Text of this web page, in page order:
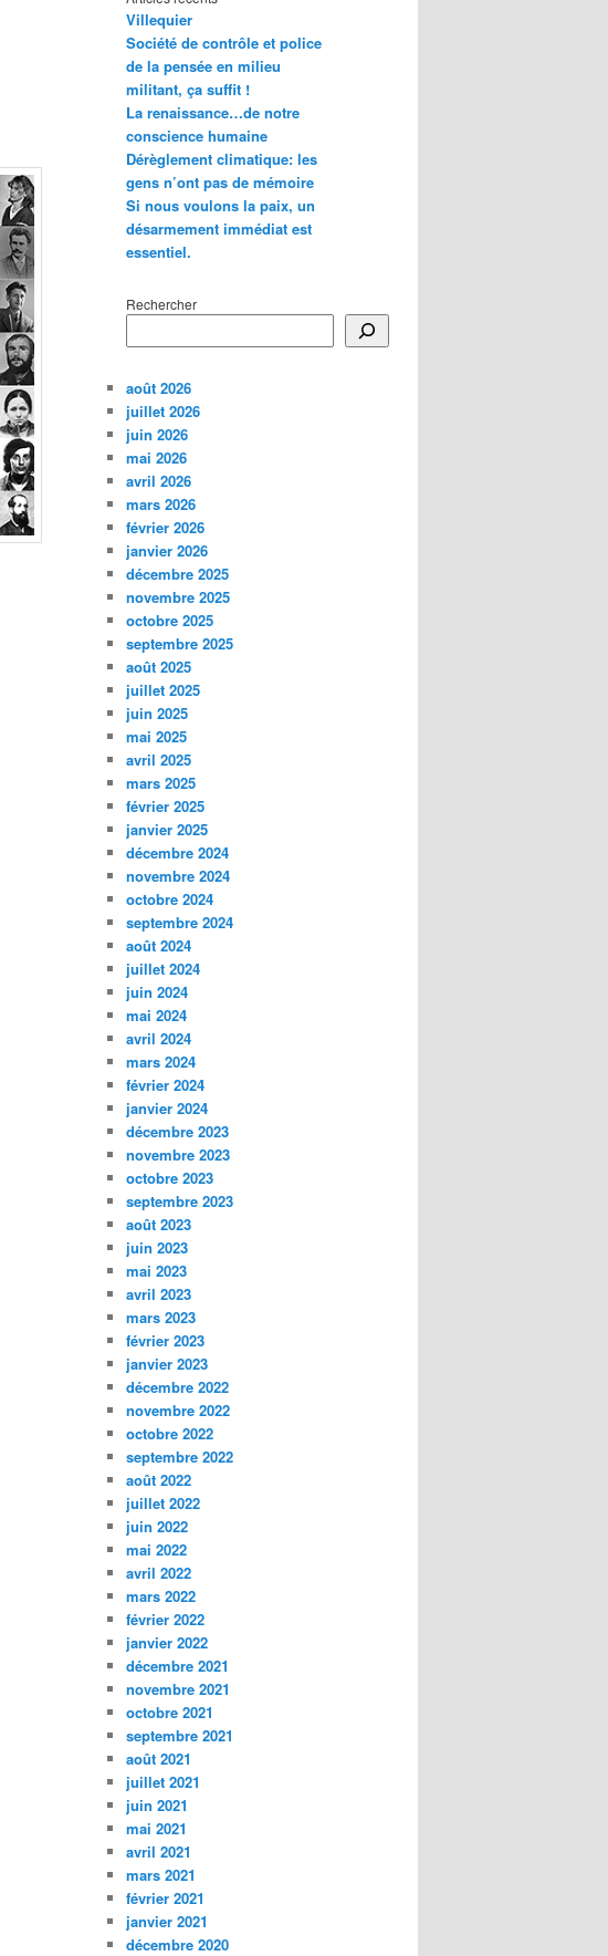
Villequier
Société de contrôle et police
de la pensée en milieu
militant, ça suffit !
La renaissance…de notre
conscience humaine
Dérèglement climatique: les
gens n’ont pas de mémoire
Si nous voulons la paix, un
désarmement immédiat est
essentiel.
Rechercher
août 2026
juillet 2026
juin 2026
mai 2026
avril 2026
mars 2026
février 2026
janvier 2026
décembre 2025
novembre 2025
octobre 2025
septembre 2025
août 2025
juillet 2025
juin 2025
mai 2025
avril 2025
mars 2025
février 2025
janvier 2025
décembre 2024
novembre 2024
octobre 2024
septembre 2024
août 2024
juillet 2024
juin 2024
mai 2024
avril 2024
mars 2024
février 2024
janvier 2024
décembre 2023
novembre 2023
octobre 2023
septembre 2023
août 2023
juin 2023
mai 2023
avril 2023
mars 2023
février 2023
janvier 2023
décembre 2022
novembre 2022
octobre 2022
septembre 2022
août 2022
juillet 2022
juin 2022
mai 2022
avril 2022
mars 2022
février 2022
janvier 2022
décembre 2021
novembre 2021
octobre 2021
septembre 2021
août 2021
juillet 2021
juin 2021
mai 2021
avril 2021
mars 2021
février 2021
janvier 2021
décembre 2020